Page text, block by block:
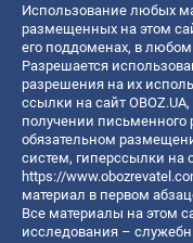
Использование любых
размещенных на этом
его поддоменах, в
Разрешается
разрешения на их
ссылки на сайт
получении письменного
обязательном
систем, гиперссылки на
https://
материал в первом
Все материалы на этом
исследования –